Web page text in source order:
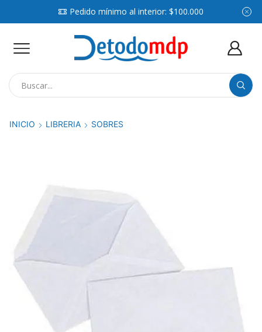
Pedido mínimo al interior: $100.000
INICIO LIBRERIA SOBRES